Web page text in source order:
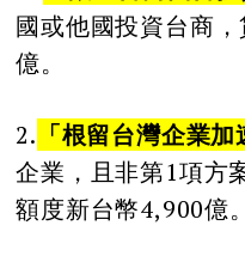
國或他國投資台商
億。
2. 「根留台灣企業
企業，且非第1項方
額度新台幣4,900億。